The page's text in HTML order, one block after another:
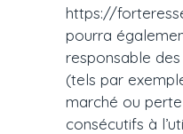
https://
pourra
responsable
(tels par
marché ou perte
consécutifs à